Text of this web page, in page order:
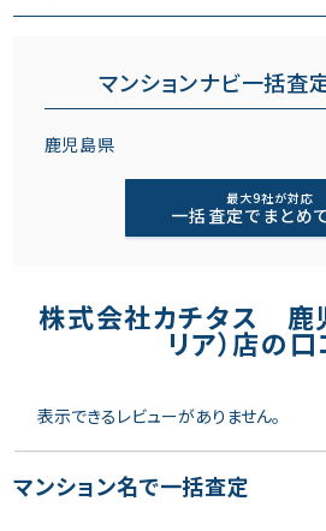
マンションナビ一括査
鹿児島県
最大9社が対応
一括査定でまとめ
株式会社カチタス 鹿
リア）店の口
表示できるレビューがありません。
マンション名で一括査定